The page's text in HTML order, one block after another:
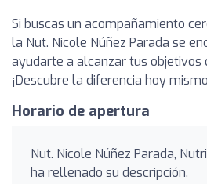
Si buscas un acompañamiento
la Nut. Nicole Núñez Parada se
ayudarte a alcanzar tus objetivos
¡Descubre la diferencia hoy
Horario de apertura
Nut. Nicole Núñez Parada,
ha rellenado su descripción.